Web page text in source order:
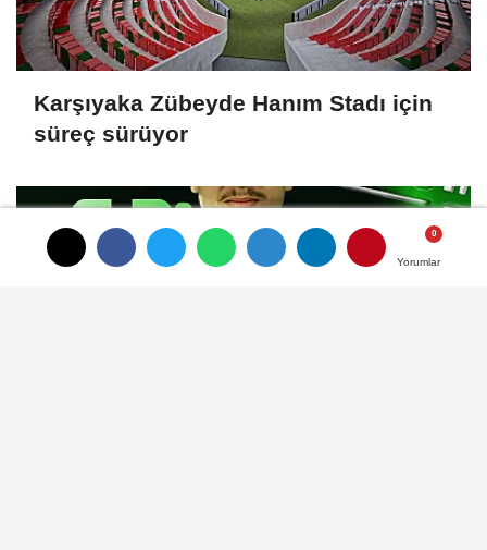
Yorumlar
Yorumlar
Karşıyaka Zübeyde Hanım Stadı için
süreç sürüyor